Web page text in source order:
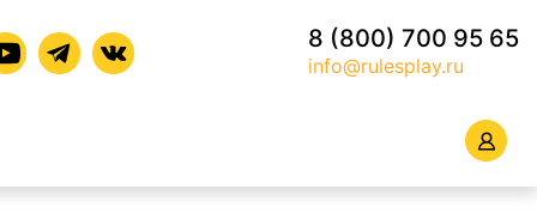
8 (800) 700 95 65
info@rulesplay.ru